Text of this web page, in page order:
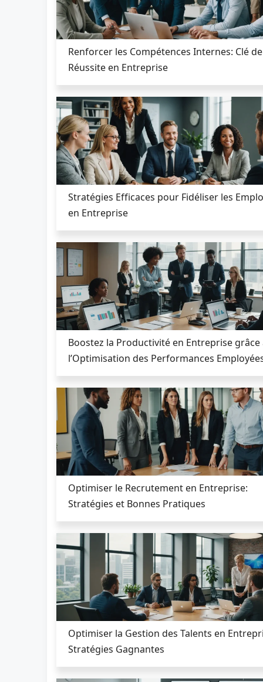
Renforcer les Compétences Internes: Clé
Réussite en Entreprise
Stratégies Efficaces pour Fidéliser les
en Entreprise
Boostez la Productivité en Entreprise grâce
l’Optimisation des Performances
Optimiser le Recrutement en Entreprise:
Stratégies et Bonnes Pratiques
Optimiser la Gestion des Talents en
Stratégies Gagnantes